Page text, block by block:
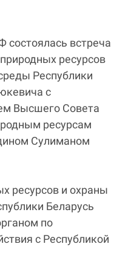
состоялась встреча
ресурсов
Республики
с
Высшего Совета
ресурсам
Сулиманом
ресурсов и охраны
Беларусь
по
с Республикой